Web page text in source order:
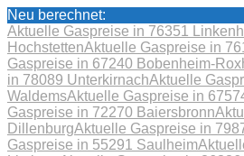
Neu berechnet:
Aktuelle Gaspreise in 76351
HochstettenAktuelle Gaspreise in
Gaspreise in 67240 Bobenheim-
in 78089 UnterkirnachAktuelle
WaldemsAktuelle Gaspreise in
Gaspreise in 72270 Baiersbronn
DillenburgAktuelle Gaspreise in
Gaspreise in 55291 Saulheim